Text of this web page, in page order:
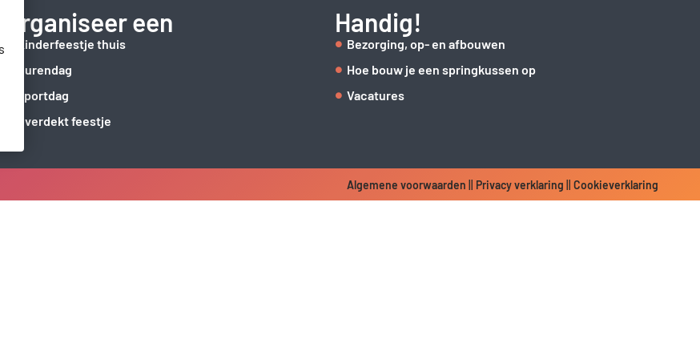
Organiseer een
Kinderfeestje thuis
Burendag
Sportdag
Overdekt feestje
Handig!
Bezorging, op- en afbouwen
Hoe bouw je een springkussen op
Vacatures
Algemene voorwaarden Privacy verklaring Cookieverklaring